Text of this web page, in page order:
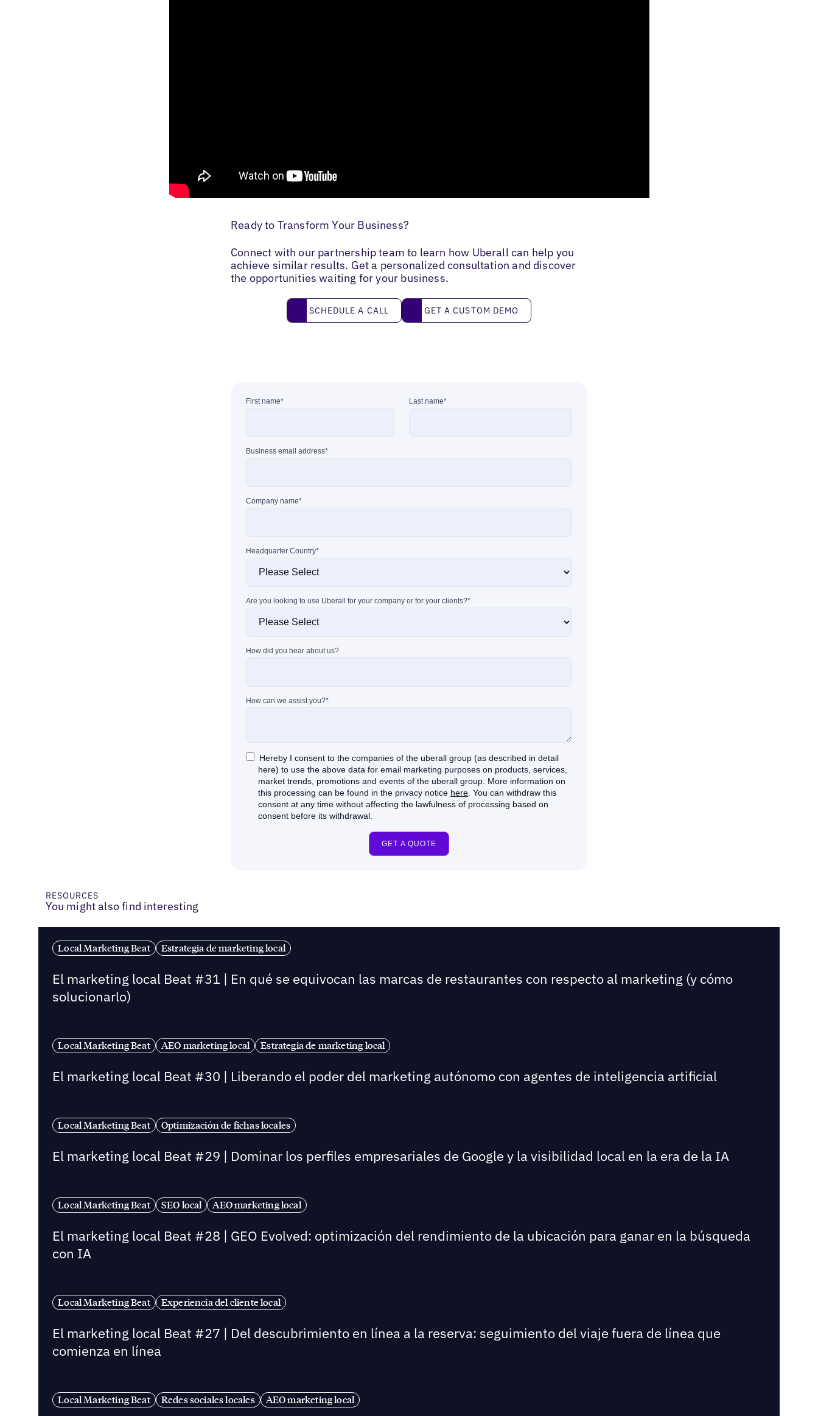
Ready to Transform Your Business?
Connect with our partnership team to learn how Uberall can help you
achieve similar results. Get a personalized consultation and discover
the opportunities waiting for your business.
Schedule a call
SCHEDULE A CALL Get a custom demo
GET A CUSTOM DEMO
RESOURCES
You might also find interesting
Local Marketing Beat Estrategia de marketing local
El marketing local Beat #31 | En qué se equivocan las marcas de restaurantes con respecto al marketing (y cómo
solucionarlo)
Local Marketing Beat AEO marketing local Estrategia de marketing local
El marketing local Beat #30 | Liberando el poder del marketing autónomo con agentes de inteligencia artificial
Local Marketing Beat Optimización de fichas locales
El marketing local Beat #29 | Dominar los perfiles empresariales de Google y la visibilidad local en la era de la IA
Local Marketing Beat SEO local AEO marketing local
El marketing local Beat #28 | GEO Evolved: optimización del rendimiento de la ubicación para ganar en la búsqueda
con IA
Local Marketing Beat Experiencia del cliente local
El marketing local Beat #27 | Del descubrimiento en línea a la reserva: seguimiento del viaje fuera de línea que
comienza en línea
Local Marketing Beat Redes sociales locales AEO marketing local